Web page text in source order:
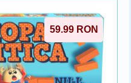
59.99 RON